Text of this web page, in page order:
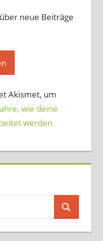
neue Beiträge
Akismet, um
wie deine
werden.
Suchen